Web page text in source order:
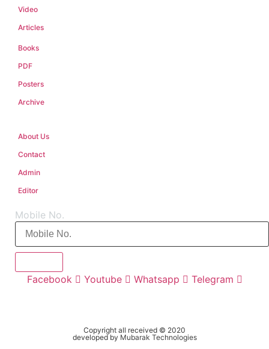
Video
Articles
Books
PDF
Posters
Archive
About Us
Contact
Admin
Editor
Mobile No.
Facebook Youtube Whatsapp Telegram
Copyright all received © 2020
developed by Mubarak Technologies